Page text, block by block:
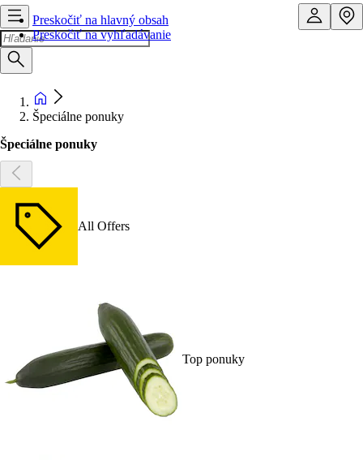
Preskočiť na hlavný obsah
Preskočiť na vyhľadávanie
Špeciálne ponuky
Špeciálne ponuky
All Offers
Top ponuky